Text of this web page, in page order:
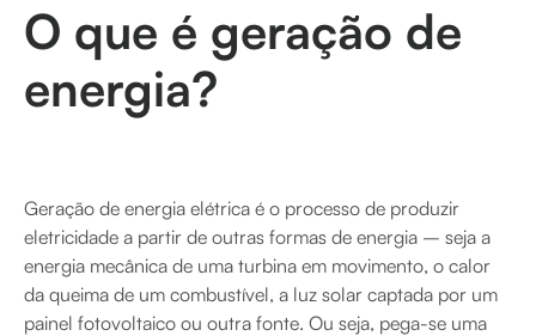
O que é geração de
energia?
Geração de energia elétrica é o processo de produzir
eletricidade a partir de outras formas de energia – seja a
energia mecânica de uma turbina em movimento, o calor
da queima de um combustível, a luz solar captada por um
painel fotovoltaico ou outra fonte. Ou seja, pega-se uma